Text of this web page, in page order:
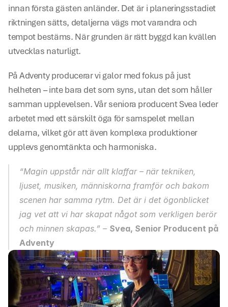
innan första gästen anländer. Det är i planeringsstadiet
riktningen sätts, detaljerna vägs mot varandra och
tempot bestäms. När grunden är rätt byggd kan kvällen
utvecklas naturligt.
På Adventy producerar vi galor med fokus på just
helheten – inte bara det som syns, utan det som håller
samman upplevelsen. Vår seniora producent Svea leder
arbetet med ett särskilt öga för samspelet mellan
delarna, vilket gör att även komplexa produktioner
upplevs genomtänkta och harmoniska.
“Magin uppstår när allt klaffar – när tekniken,
ljuset, musiken, människorna framför och bakom
scenen har samma rytm. Det är i det ögonblicket
jag vet att vi har skapat något som verkligen berör
och minnen skapas.” – Svea, Senior Producent på
Adventy